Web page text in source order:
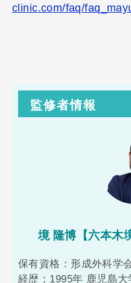
clinic.com/faq/
監修者情報
境 隆博【六本木
保有資格：形成外科学
経歴：1995年 鹿児島